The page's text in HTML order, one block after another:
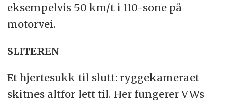
eksempelvis 50 km/t i 110-sone på
motorvei.
SLITEREN
Et hjertesukk til slutt: ryggekameraet
skitnes altfor lett til. Her fungerer VWs